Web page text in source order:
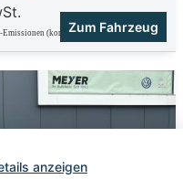
-Emissionen (kombiniert): 127.0 g/km;
Zum Fahrzeug
anzeigen